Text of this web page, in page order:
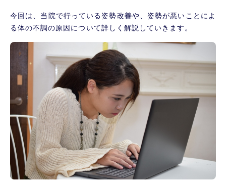
今回は、当院で行っている姿勢改善や、姿勢が悪いことによ
る体の不調の原因について詳しく解説していきます。